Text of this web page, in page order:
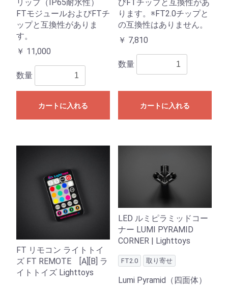
リップ（IP65耐水性）
FTモジュールおよびFTチ
ップと互換性がありま
す。
￥ 11,000
数量
カートに入れる
びFTチップと互換性があ
ります。※FT2.0チップと
の互換性はありません。
￥ 7,810
数量
カートに入れる
FT リモコン ライトトイ
ズ FT REMOTE [A][B] ラ
イトトイズ Lighttoys
LED ルミピラミッドコー
ナー LUMI PYRAMID
CORNER | Lighttoys
FT2.0 取り寄せ
Lumi Pyramid（四面体）